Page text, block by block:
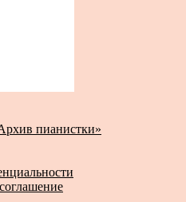
пианистки»